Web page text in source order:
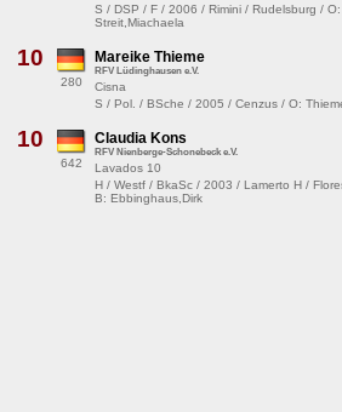
S / DSP / F / 2006 / Rimini / Rudelsburg /
Streit,Miachaela
10
280
Mareike Thieme
RFV Lüdinghausen e.V.
Cisna
S / Pol. / BSche / 2005 / Cenzus / O:
10
642
Claudia Kons
RFV Nienberge-Schonebeck e.V.
Lavados 10
H / Westf / BkaSc / 2003 / Lamerto H /
B: Ebbinghaus,Dirk